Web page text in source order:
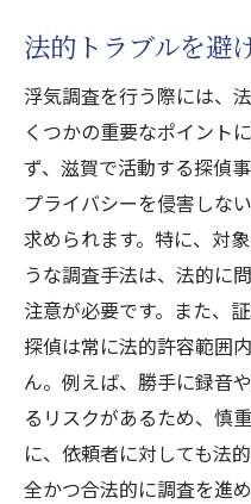
法的トラブルを避
浮気調査を行う際には、
くつかの重要なポイント
ず、滋賀で活動する探偵
プライバシーを侵害しな
求められます。特に、対
うな調査手法は、法的に
注意が必要です。また、
探偵は常に法的許容範囲
ん。例えば、勝手に録音
るリスクがあるため、慎
に、依頼者に対しても法
全かつ合法的に調査を進